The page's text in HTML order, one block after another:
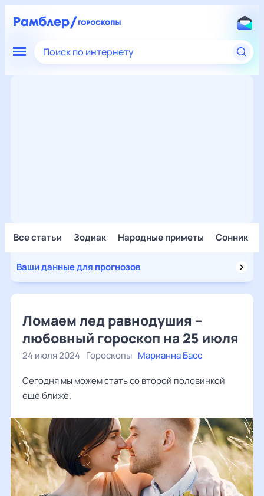
Поиск по интернету
Все статьи Зодиак Народные приметы Сонник
Ваши данные для прогнозов
Ломаем лед равнодушия –
любовный гороскоп на 25 июля
24 июля 2024 Гороскопы Марианна Басс
Сегодня мы можем стать со второй половинкой
еще ближе.